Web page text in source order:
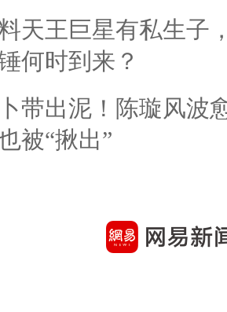
天王巨星有私生子
何时到来？
带出泥！陈璇风波
被“揪出”